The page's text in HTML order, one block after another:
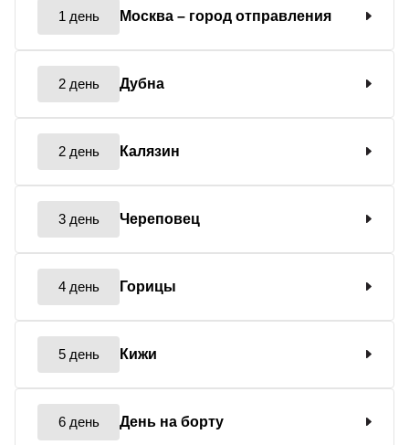
1 день Москва – город отправления
2 день Дубна
2 день Калязин
3 день Череповец
4 день Горицы
5 день Кижи
6 день День на борту